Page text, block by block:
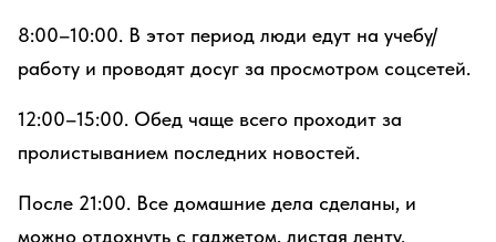
8:00–10:00. В этот период люди едут на учебу/
работу и проводят досуг за просмотром соцсетей.
12:00–15:00. Обед чаще всего проходит за
пролистыванием последних новостей.
После 21:00. Все домашние дела сделаны, и
можно отдохнуть с гаджетом, листая ленту.